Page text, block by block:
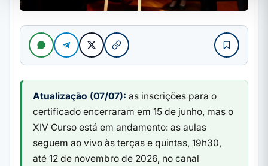
Atualização (07/07): as inscrições para o
certificado encerraram em 15 de junho, mas o
XIV Curso está em andamento: as aulas
seguem ao vivo às terças e quintas, 19h30,
até 12 de novembro de 2026, no canal